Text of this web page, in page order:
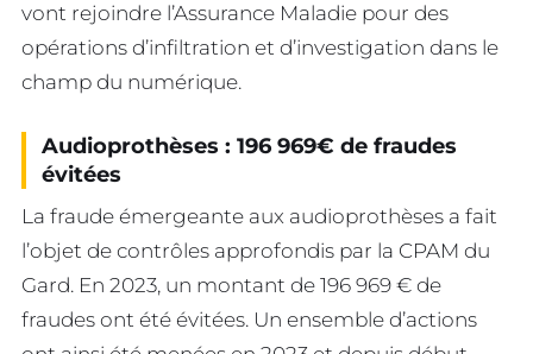
vont rejoindre l’Assurance Maladie pour des
opérations d’infiltration et d’investigation dans le
champ du numérique.
Audioprothèses : 196 969€ de fraudes
évitées
La fraude émergeante aux audioprothèses a fait
l’objet de contrôles approfondis par la CPAM du
Gard. En 2023, un montant de 196 969 € de
fraudes ont été évitées. Un ensemble d’actions